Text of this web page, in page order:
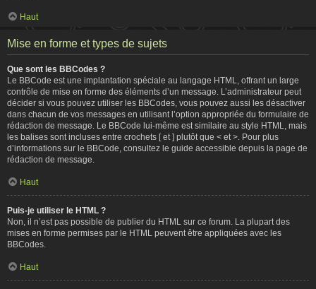
Haut
Mise en forme et types de sujets
Que sont les BBCodes ?
Le BBCode est une implantation spéciale au langage HTML, offrant un large
contrôle de mise en forme des éléments d’un message. L’administrateur peut
décider si vous pouvez utiliser les BBCodes, vous pouvez aussi les désactiver
dans chacun de vos messages en utilisant l’option appropriée du formulaire de
rédaction de message. Le BBCode lui-même est similaire au style HTML, mais
les balises sont incluses entre crochets [ et ] plutôt que < et >. Pour plus
d’informations sur le BBCode, consultez le guide accessible depuis la page de
rédaction de message.
Haut
Puis-je utiliser le HTML ?
Non, il n’est pas possible de publier du HTML sur ce forum. La plupart des
mises en forme permises par le HTML peuvent être appliquées avec les
BBCodes.
Haut